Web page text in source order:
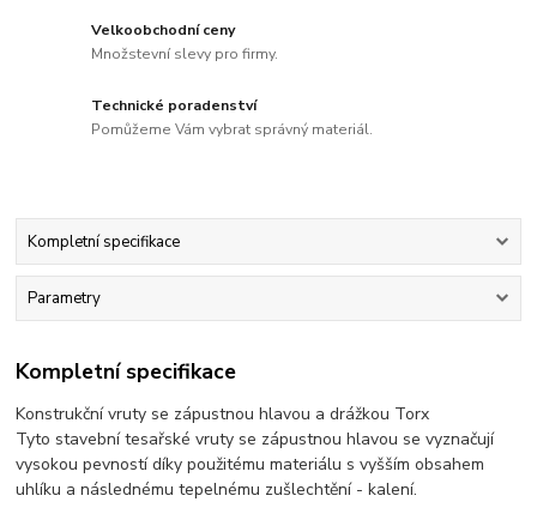
Velkoobchodní ceny
Množstevní slevy pro firmy.
Technické poradenství
Pomůžeme Vám vybrat správný materiál.
Kompletní specifikace
Parametry
Kompletní specifikace
Konstrukční vruty se zápustnou hlavou a drážkou Torx
Tyto stavební tesařské vruty se zápustnou hlavou se vyznačují
vysokou pevností díky použitému materiálu s vyšším obsahem
uhlíku a následnému tepelnému zušlechtění - kalení.